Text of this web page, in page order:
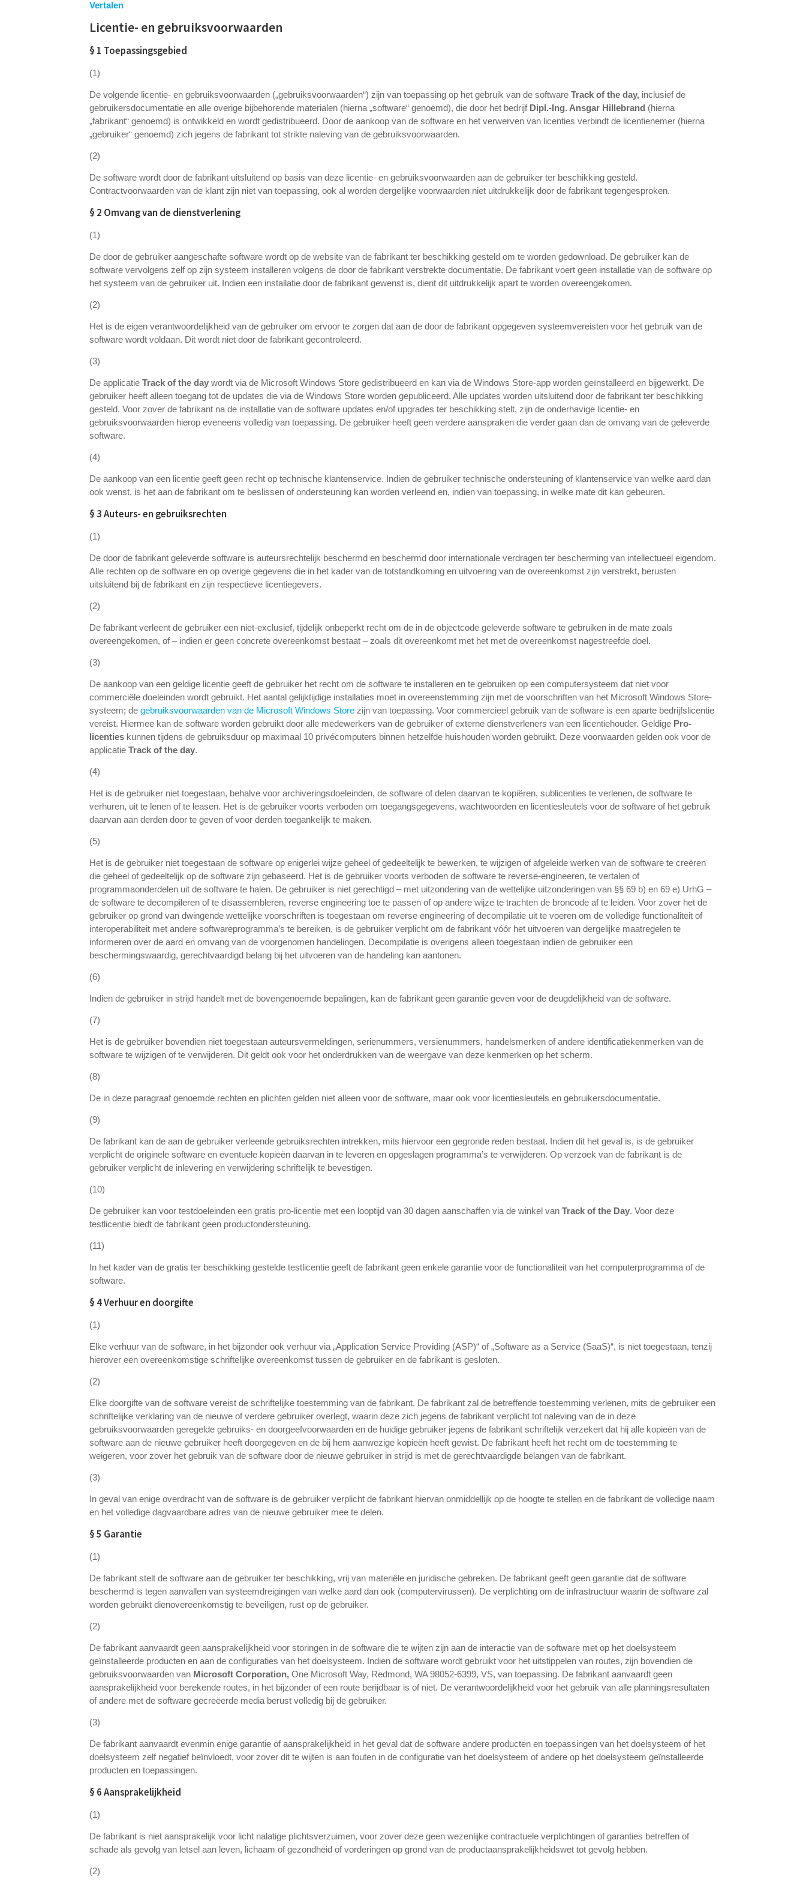
Vertalen
Licentie- en gebruiksvoorwaarden
§ 1 Toepassingsgebied
(1)
De volgende licentie- en gebruiksvoorwaarden („gebruiksvoorwaarden“) zijn van toepassing op het gebruik van de softwareTrack of the day, inclusief de
gebruikersdocumentatie en alle overige bijbehorende materialen (hierna „software“ genoemd), die door het bedrijf Dipl.-Ing. Ansgar Hillebrand (hierna
„fabrikant“ genoemd) is ontwikkeld en wordt gedistribueerd. Door de aankoop van de software en het verwerven van licenties verbindt de licentienemer (hierna
„gebruiker“ genoemd) zich jegens de fabrikant tot strikte naleving van de gebruiksvoorwaarden.
(2)
De software wordt door de fabrikant uitsluitend op basis van deze licentie- en gebruiksvoorwaarden aan de gebruiker ter beschikking gesteld.
Contractvoorwaarden van de klant zijn niet van toepassing, ook al worden dergelijke voorwaarden niet uitdrukkelijk door de fabrikant tegengesproken.
§ 2 Omvang van de dienstverlening
(1)
De door de gebruiker aangeschafte software wordt op de website van de fabrikant ter beschikking gesteld om te worden gedownload. De gebruiker kan de
software vervolgens zelf op zijn systeem installeren volgens de door de fabrikant verstrekte documentatie. De fabrikant voert geen installatie van de software op
het systeem van de gebruiker uit. Indien een installatie door de fabrikant gewenst is, dient dit uitdrukkelijk apart te worden overeengekomen.
(2)
Het is de eigen verantwoordelijkheid van de gebruiker om ervoor te zorgen dat aan de door de fabrikant opgegeven systeemvereisten voor het gebruik van de
software wordt voldaan. Dit wordt niet door de fabrikant gecontroleerd.
(3)
De applicatieTrack of the day wordt via de Microsoft Windows Store gedistribueerd en kan via de Windows Store-app worden geïnstalleerd en bijgewerkt. De
gebruiker heeft alleen toegang tot de updates die via de Windows Store worden gepubliceerd. Alle updates worden uitsluitend door de fabrikant ter beschikking
gesteld. Voor zover de fabrikant na de installatie van de software updates en/of upgrades ter beschikking stelt, zijn de onderhavige licentie- en
gebruiksvoorwaarden hierop eveneens volledig van toepassing. De gebruiker heeft geen verdere aanspraken die verder gaan dan de omvang van de geleverde
software.
(4)
De aankoop van een licentie geeft geen recht op technische klantenservice. Indien de gebruiker technische ondersteuning of klantenservice van welke aard dan
ook wenst, is het aan de fabrikant om te beslissen of ondersteuning kan worden verleend en, indien van toepassing, in welke mate dit kan gebeuren.
§ 3 Auteurs- en gebruiksrechten
(1)
De door de fabrikant geleverde software is auteursrechtelijk beschermd en beschermd door internationale verdragen ter bescherming van intellectueel eigendom.
Alle rechten op de software en op overige gegevens die in het kader van de totstandkoming en uitvoering van de overeenkomst zijn verstrekt, berusten
uitsluitend bij de fabrikant en zijn respectieve licentiegevers.
(2)
De fabrikant verleent de gebruiker een niet-exclusief, tijdelijk onbeperkt recht om de in de objectcode geleverde software te gebruiken in de mate zoals
overeengekomen, of – indien er geen concrete overeenkomst bestaat – zoals dit overeenkomt met het met de overeenkomst nagestreefde doel.
(3)
De aankoop van een geldige licentie geeft de gebruiker het recht om de software te installeren en te gebruiken op een computersysteem dat niet voor
commerciële doeleinden wordt gebruikt. Het aantal gelijktijdige installaties moet in overeenstemming zijn met de voorschriften van het Microsoft Windows Store-
systeem; degebruiksvoorwaarden van de Microsoft Windows Store zijn van toepassing. Voor commercieel gebruik van de software is een aparte bedrijfslicentie
vereist. Hiermee kan de software worden gebruikt door alle medewerkers van de gebruiker of externe dienstverleners van een licentiehouder. Geldige Pro-
licenties kunnen tijdens de gebruiksduur op maximaal 10 privécomputers binnen hetzelfde huishouden worden gebruikt. Deze voorwaarden gelden ook voor de
applicatieTrack of the day.
(4)
Het is de gebruiker niet toegestaan, behalve voor archiveringsdoeleinden, de software of delen daarvan te kopiëren, sublicenties te verlenen, de software te
verhuren, uit te lenen of te leasen. Het is de gebruiker voorts verboden om toegangsgegevens, wachtwoorden en licentiesleutels voor de software of het gebruik
daarvan aan derden door te geven of voor derden toegankelijk te maken.
(5)
Het is de gebruiker niet toegestaan de software op enigerlei wijze geheel of gedeeltelijk te bewerken, te wijzigen of afgeleide werken van de software te creëren
die geheel of gedeeltelijk op de software zijn gebaseerd. Het is de gebruiker voorts verboden de software te reverse-engineeren, te vertalen of
programmaonderdelen uit de software te halen. De gebruiker is niet gerechtigd – met uitzondering van de wettelijke uitzonderingen van §§ 69 b) en 69 e) UrhG –
de software te decompileren of te disassembleren, reverse engineering toe te passen of op andere wijze te trachten de broncode af te leiden. Voor zover het de
gebruiker op grond van dwingende wettelijke voorschriften is toegestaan om reverse engineering of decompilatie uit te voeren om de volledige functionaliteit of
interoperabiliteit met andere softwareprogramma’s te bereiken, is de gebruiker verplicht om de fabrikant vóór het uitvoeren van dergelijke maatregelen te
informeren over de aard en omvang van de voorgenomen handelingen. Decompilatie is overigens alleen toegestaan indien de gebruiker een
beschermingswaardig, gerechtvaardigd belang bij het uitvoeren van de handeling kan aantonen.
(6)
Indien de gebruiker in strijd handelt met de bovengenoemde bepalingen, kan de fabrikant geen garantie geven voor de deugdelijkheid van de software.
(7)
Het is de gebruiker bovendien niet toegestaan auteursvermeldingen, serienummers, versienummers, handelsmerken of andere identificatiekenmerken van de
software te wijzigen of te verwijderen. Dit geldt ook voor het onderdrukken van de weergave van deze kenmerken op het scherm.
(8)
De in deze paragraaf genoemde rechten en plichten gelden niet alleen voor de software, maar ook voor licentiesleutels en gebruikersdocumentatie.
(9)
De fabrikant kan de aan de gebruiker verleende gebruiksrechten intrekken, mits hiervoor een gegronde reden bestaat. Indien dit het geval is, is de gebruiker
verplicht de originele software en eventuele kopieën daarvan in te leveren en opgeslagen programma’s te verwijderen. Op verzoek van de fabrikant is de
gebruiker verplicht de inlevering en verwijdering schriftelijk te bevestigen.
(10)
De gebruiker kan voor testdoeleinden een gratis pro-licentie met een looptijd van 30 dagen aanschaffen via de winkel vanTrack of the Day. Voor deze
testlicentie biedt de fabrikant geen productondersteuning.
(11)
In het kader van de gratis ter beschikking gestelde testlicentie geeft de fabrikant geen enkele garantie voor de functionaliteit van het computerprogramma of de
software.
§ 4 Verhuur en doorgifte
(1)
Elke verhuur van de software, in het bijzonder ook verhuur via „Application Service Providing (ASP)“ of „Software as a Service (SaaS)“, is niet toegestaan, tenzij
hierover een overeenkomstige schriftelijke overeenkomst tussen de gebruiker en de fabrikant is gesloten.
(2)
Elke doorgifte van de software vereist de schriftelijke toestemming van de fabrikant. De fabrikant zal de betreffende toestemming verlenen, mits de gebruiker een
schriftelijke verklaring van de nieuwe of verdere gebruiker overlegt, waarin deze zich jegens de fabrikant verplicht tot naleving van de in deze
gebruiksvoorwaarden geregelde gebruiks- en doorgeefvoorwaarden en de huidige gebruiker jegens de fabrikant schriftelijk verzekert dat hij alle kopieën van de
software aan de nieuwe gebruiker heeft doorgegeven en de bij hem aanwezige kopieën heeft gewist. De fabrikant heeft het recht om de toestemming te
weigeren, voor zover het gebruik van de software door de nieuwe gebruiker in strijd is met de gerechtvaardigde belangen van de fabrikant.
(3)
In geval van enige overdracht van de software is de gebruiker verplicht de fabrikant hiervan onmiddellijk op de hoogte te stellen en de fabrikant de volledige naam
en het volledige dagvaardbare adres van de nieuwe gebruiker mee te delen.
§ 5 Garantie
(1)
De fabrikant stelt de software aan de gebruiker ter beschikking, vrij van materiële en juridische gebreken. De fabrikant geeft geen garantie dat de software
beschermd is tegen aanvallen van systeemdreigingen van welke aard dan ook (computervirussen). De verplichting om de infrastructuur waarin de software zal
worden gebruikt dienovereenkomstig te beveiligen, rust op de gebruiker.
(2)
De fabrikant aanvaardt geen aansprakelijkheid voor storingen in de software die te wijten zijn aan de interactie van de software met op het doelsysteem
geïnstalleerde producten en aan de configuraties van het doelsysteem. Indien de software wordt gebruikt voor het uitstippelen van routes, zijn bovendien de
gebruiksvoorwaarden van Microsoft Corporation,One Microsoft Way, Redmond, WA 98052-6399, VS, van toepassing. De fabrikant aanvaardt geen
aansprakelijkheid voor berekende routes, in het bijzonder of een route berijdbaar is of niet. De verantwoordelijkheid voor het gebruik van alle planningsresultaten
of andere met de software gecreëerde media berust volledig bij de gebruiker.
(3)
De fabrikant aanvaardt evenmin enige garantie of aansprakelijkheid in het geval dat de software andere producten en toepassingen van het doelsysteem of het
doelsysteem zelf negatief beïnvloedt, voor zover dit te wijten is aan fouten in de configuratie van het doelsysteem of andere op het doelsysteem geïnstalleerde
producten en toepassingen.
§ 6 Aansprakelijkheid
(1)
De fabrikant is niet aansprakelijk voor licht nalatige plichtsverzuimen, voor zover deze geen wezenlijke contractuele verplichtingen of garanties betreffen of
schade als gevolg van letsel aan leven, lichaam of gezondheid of vorderingen op grond van de productaansprakelijkheidswet tot gevolg hebben.
(2)